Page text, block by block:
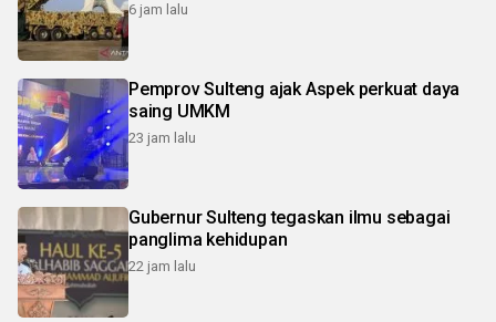
6 jam lalu
Pemprov Sulteng ajak Aspek perkuat daya
saing UMKM
23 jam lalu
Gubernur Sulteng tegaskan ilmu sebagai
panglima kehidupan
22 jam lalu